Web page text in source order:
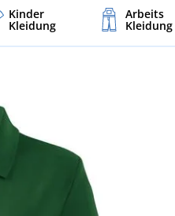
Kinder
Kleidung
Arbeits
Kleidung